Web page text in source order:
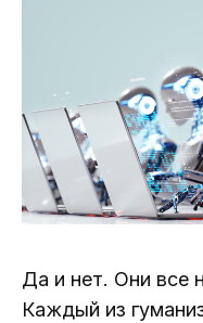
Да и нет. Они все
Каждый из